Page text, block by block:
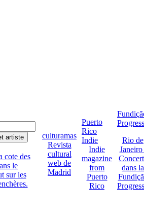
cote des
le
sur les
culturamas
Revista
cultural
web de
Madrid
Puerto
Rico
Indie
Indie
magazine
from
Puerto
Rico
Rio de
Janeiro
dans la